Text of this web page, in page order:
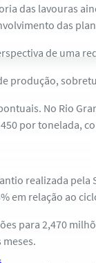
das lavouras
das
de uma
produção,
No Rio
por tonelada,
realizada
em relação ao
para 2,470